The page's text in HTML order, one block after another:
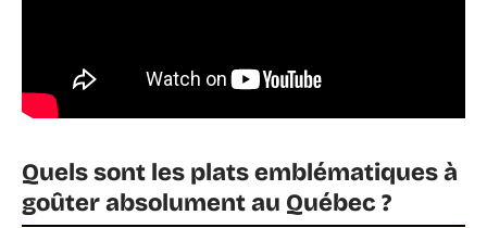
Quels sont les plats emblématiques à
goûter absolument au Québec ?